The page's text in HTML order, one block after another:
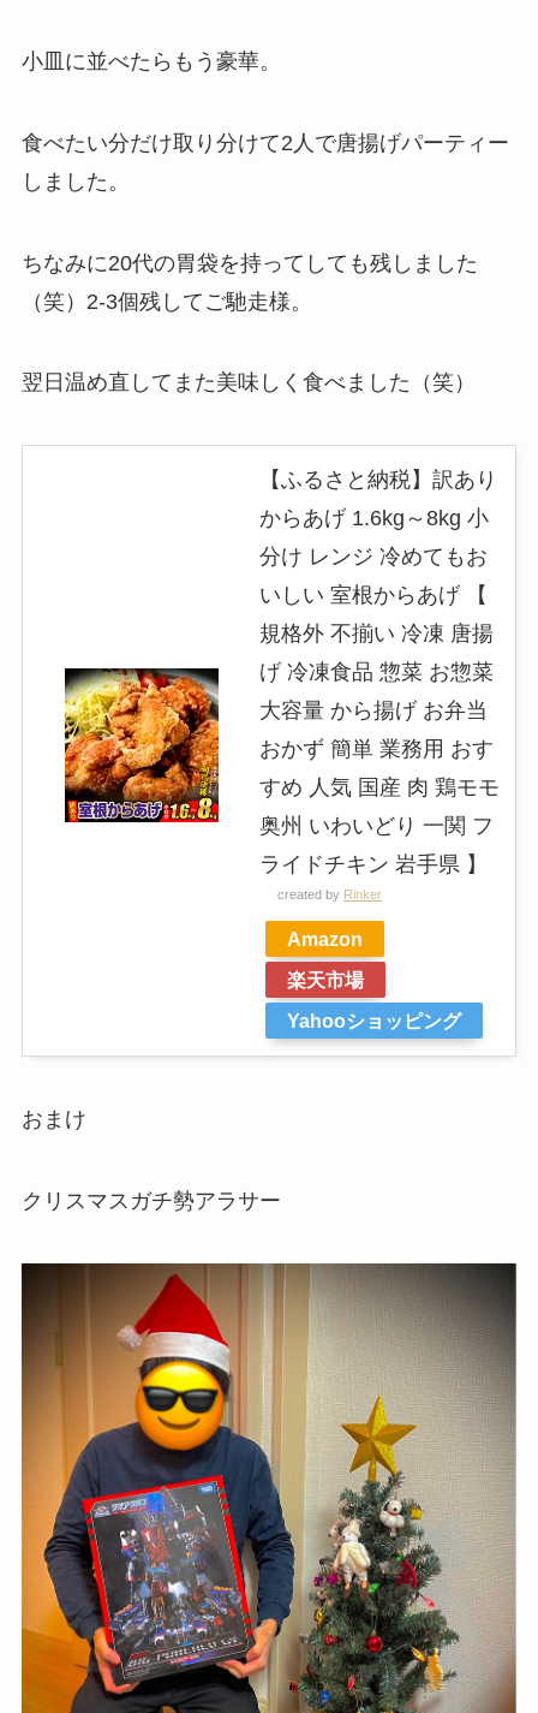
小皿に並べたらもう豪華。
食べたい分だけ取り分けて2人で唐揚げパーティー
しました。
ちなみに20代の胃袋を持ってしても残しました
（笑）2-3個残してご馳走様。
翌日温め直してまた美味しく食べました（笑）
【ふるさと納税】訳あり
からあげ 1.6kg～8kg 小
分け レンジ 冷めてもお
いしい 室根からあげ 【
規格外 不揃い 冷凍 唐揚
げ 冷凍食品 惣菜 お惣菜
大容量 から揚げ お弁当
おかず 簡単 業務用 おす
すめ 人気 国産 肉 鶏モモ
奥州 いわいどり 一関 フ
ライドチキン 岩手県 】
created by Rinker
Amazon
楽天市場
Yahooショッピング
おまけ
クリスマスガチ勢アラサー